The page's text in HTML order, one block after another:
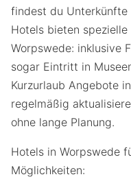
findest du Unterkünfte
Hotels bieten
Worpswede: inklusive
sogar Eintritt in
Kurzurlaub Angebote
regelmäßig
ohne lange Planung.
Hotels in Worpswede
Möglichkeiten: